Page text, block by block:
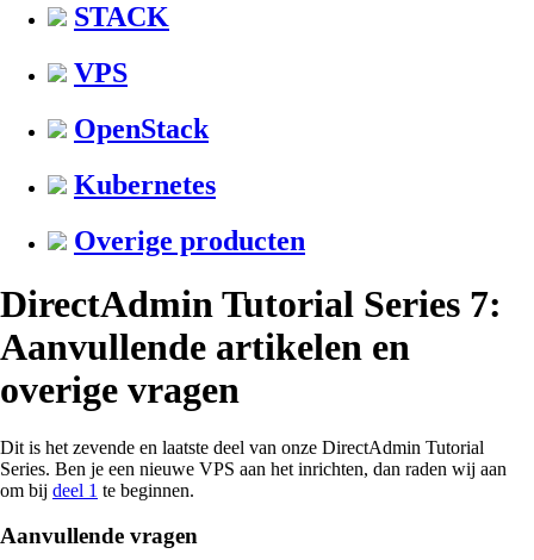
STACK
VPS
OpenStack
Kubernetes
Overige producten
DirectAdmin Tutorial Series 7:
Aanvullende artikelen en
overige vragen
Dit is het zevende en laatste deel van onze DirectAdmin Tutorial
Series. Ben je een nieuwe VPS aan het inrichten, dan raden wij aan
om bij deel 1 te beginnen.
Aanvullende vragen